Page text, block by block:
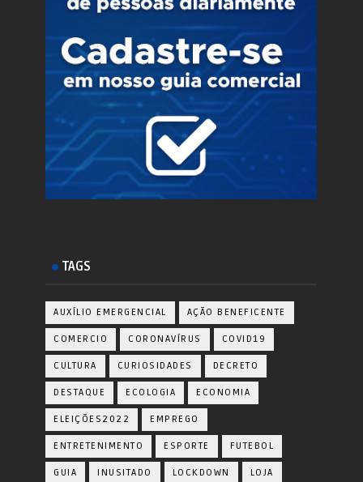
TAGS
AUXÍLIO EMERGENCIAL AÇÃO BENEFICENTE
COMERCIO CORONAVÍRUS COVID19
CULTURA CURIOSIDADES DECRETO
DESTAQUE ECOLOGIA ECONOMIA
ELEIÇÕES2022 EMPREGO
ENTRETENIMENTO ESPORTE FUTEBOL
GUIA INUSITADO LOCKDOWN LOJA